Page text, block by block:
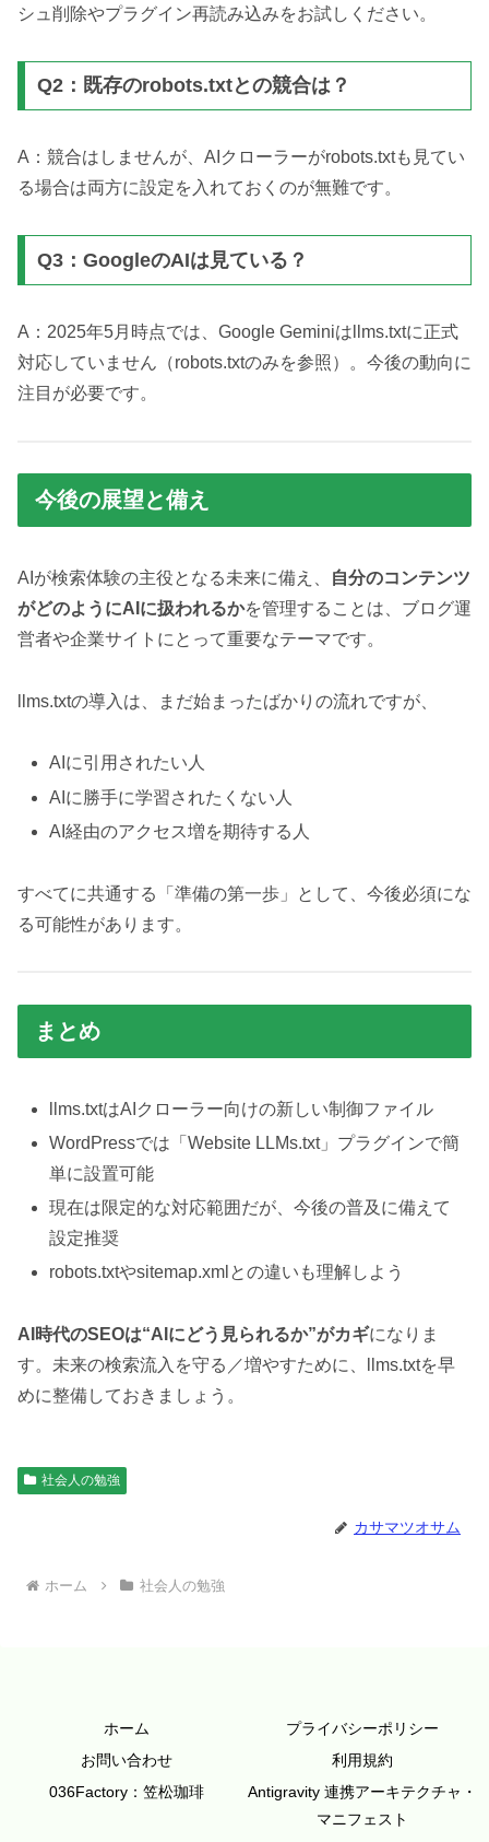
シュ削除やプラグイン再読み込みをお試しください。
Q2：既存のrobots.txtとの競合は？
A：競合はしませんが、AIクローラーがrobots.txtも見てい
る場合は両方に設定を入れておくのが無難です。
Q3：GoogleのAIは見ている？
A：2025年5月時点では、Google Geminiはllms.txtに正式
対応していません（robots.txtのみを参照）。今後の動向に
注目が必要です。
今後の展望と備え
AIが検索体験の主役となる未来に備え、
自分のコンテンツ
がどのようにAIに扱われるかを管理することは、ブログ運
営者や企業サイトにとって重要なテーマです。
llms.txtの導入は、まだ始まったばかりの流れですが、
AIに引用されたい人
AIに勝手に学習されたくない人
AI経由のアクセス増を期待する人
すべてに共通する「準備の第一歩」として、今後必須にな
る可能性があります。
まとめ
llms.txtはAIクローラー向けの新しい制御ファイル
WordPressでは「Website LLMs.txt」プラグインで簡
単に設置可能
現在は限定的な対応範囲だが、今後の普及に備えて
設定推奨
robots.txtやsitemap.xmlとの違いも理解しよう
AI時代のSEOは“AIにどう見られるか”がカギになりま
す。未来の検索流入を守る／増やすために、llms.txtを早
めに整備しておきましょう。
社会人の勉強
カサマツオサム
ホーム 社会人の勉強
ホーム
プライバシーポリシー
お問い合わせ
利用規約
036Factory：笠松珈琲
Antigravity 連携アーキテクチャ・
マニフェスト